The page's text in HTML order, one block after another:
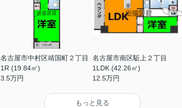
名古屋市中村区靖国町２丁目
1R (19.84㎡)
3.5万円
名古屋市南区駈上２丁目
1LDK (42.26㎡)
12.5万円
もっと見る